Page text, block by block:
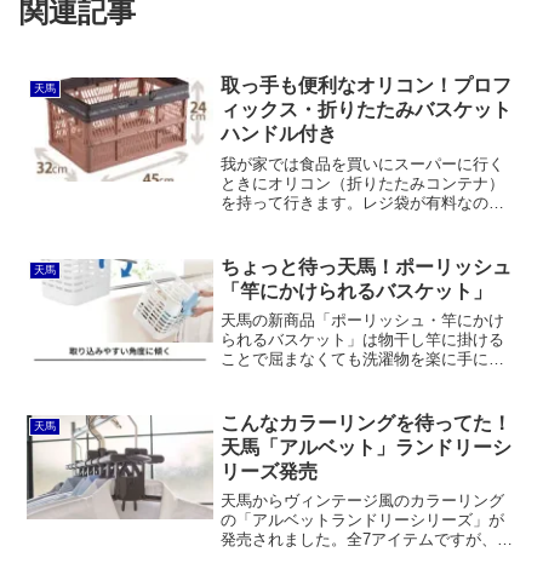
関連記事
天馬
取っ手も便利なオリコン！プロフ
ィックス・折りたたみバスケット
ハンドル付き
我が家では食品を買いにスーパーに行く
ときにオリコン（折りたたみコンテナ）
を持って行きます。レジ袋が有料なの
かしいのでライゼンタールのキャリーバ
ッグを買ったんですけど、妻...
天馬
ちょっと待っ天馬！ポーリッシュ
「竿にかけられるバスケット」
天馬の新商品「ポーリッシュ・竿にかけ
られるバスケット」は物干し竿に掛ける
ことで屈まなくても洗濯物を楽に手に取
し竿じゃないとその機能が活かせませ
ん。折りたたみハンドルがないのもちょ
っと残念。
天馬
こんなカラーリングを待ってた！
天馬「アルベット」ランドリーシ
リーズ発売
天馬からヴィンテージ風のカラーリング
の「アルベットランドリーシリーズ」が
発売されました。全7アイテムですが、い